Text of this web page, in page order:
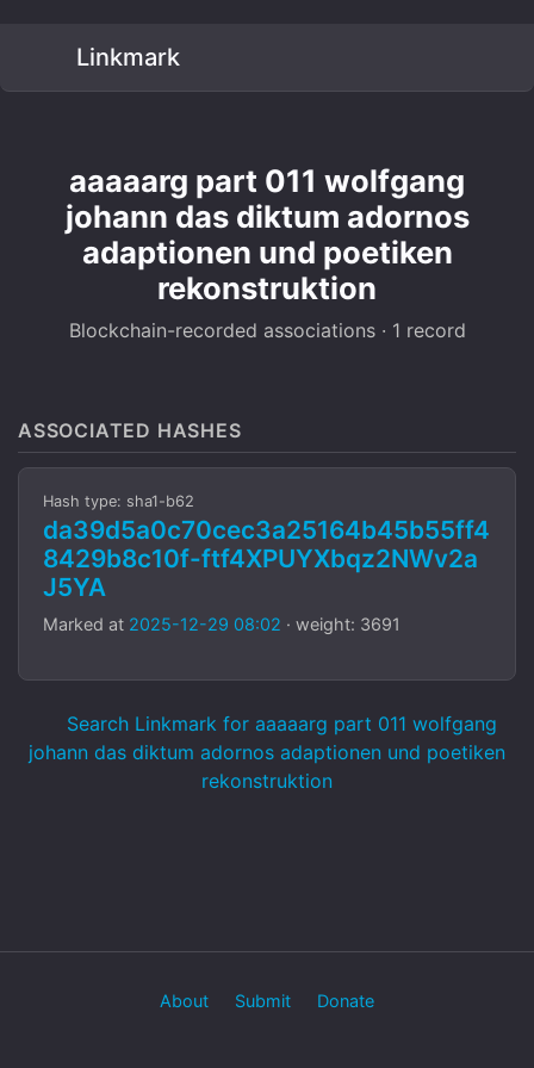
Linkmark
aaaaarg part 011 wolfgang
johann das diktum adornos
adaptionen und poetiken
rekonstruktion
Blockchain-recorded associations · 1 record
ASSOCIATED HASHES
Hash type: sha1-b62
da39d5a0c70cec3a25164b45b55ff4
8429b8c10f-ftf4XPUYXbqz2NWv2a
J5YA
Marked at 2025-12-29 08:02 · weight: 3691
Search Linkmark for aaaaarg part 011 wolfgang
johann das diktum adornos adaptionen und poetiken
rekonstruktion
About Submit Donate